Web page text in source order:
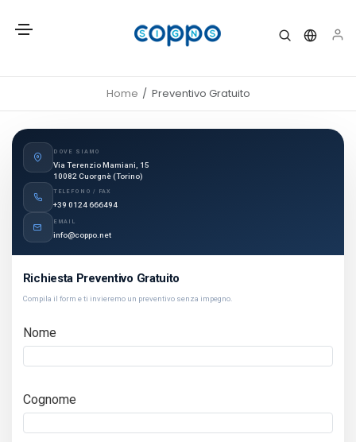
Home Preventivo Gratuito
DOVE SIAMO
Via Terenzio Mamiani, 15
10082 Cuorgnè (Torino)
TELEFONO / FAX
+39 0124 666494
EMAIL
info@coppo.net
Richiesta Preventivo Gratuito
Compila il form e ti invieremo un preventivo senza impegno.
Nome
Cognome